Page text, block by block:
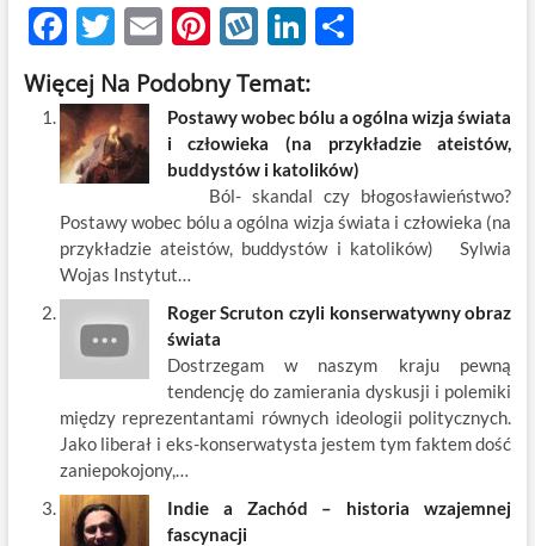
F
ac
e
b
o
o
k
T
w
itt
er
E
m
ail
Pi
nt
er
es
t
W
k
o
p
Li
k
e
dI
n
S
ar
e
Więcej Na Podobny Temat:
Postawy wobec bólu a ogólna wizja świata
i człowieka (na przykładzie ateistów,
buddystów i katolików)
Ból- skandal czy błogosławieństwo?
Postawy wobec bólu a ogólna wizja świata i człowieka (na
przykładzie ateistów, buddystów i katolików) Sylwia
Wojas Instytut…
Roger Scruton czyli konserwatywny obraz
świata
Dostrzegam w naszym kraju pewną
tendencję do zamierania dyskusji i polemiki
między reprezentantami równych ideologii politycznych.
Jako liberał i eks-konserwatysta jestem tym faktem dość
zaniepokojony,…
Indie a Zachód – historia wzajemnej
fascynacji